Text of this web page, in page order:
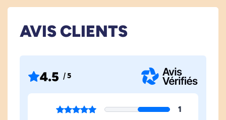
Plicature
Type De Sommier Double
Hauteur Minimale 24 cm
AVIS CLIENTS
4.5 / 5
1